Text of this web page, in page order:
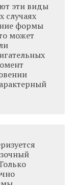
эти виды
случаях
формы
может